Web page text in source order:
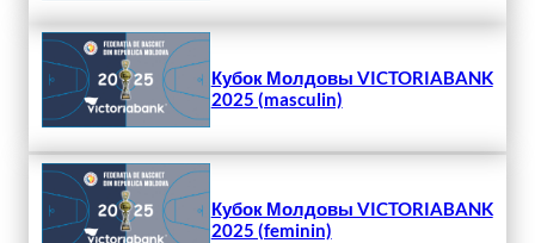
Кубок Молдовы VICTORIABANK
2025 (masculin)
Кубок Молдовы VICTORIABANK
2025 (feminin)